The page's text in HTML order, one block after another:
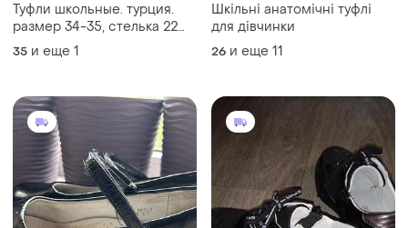
Туфли школьные. турция.
размер 34-35, стелька 22
см
35 и еще 1
Шкільні анатомічні туфлі
для дівчинки
26 и еще 11